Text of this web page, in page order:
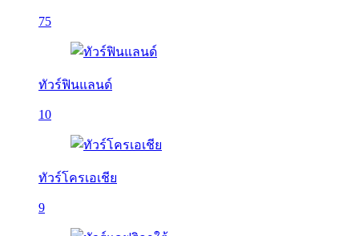
75
ทัวร์ฟินแลนด์
10
ทัวร์โครเอเชีย
9